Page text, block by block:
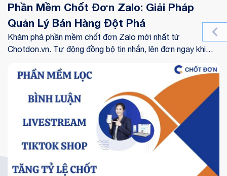
Phần Mềm Chốt Đơn Zalo: Giải Pháp
Quản Lý Bán Hàng Đột Phá
Khám phá phần mềm chốt đơn Zalo mới nhất từ
Chotdon.vn. Tự động đồng bộ tin nhắn, lên đơn ngay khi
hàng.